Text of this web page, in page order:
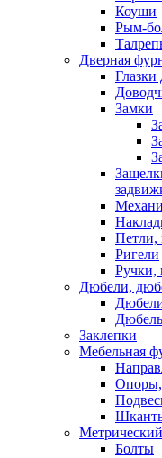
Коуши
Рым-
Дверная
Глазки
Замки
Петли,
Ригели
Ручки,
Дюбели,
Заклепки
Мебельная
Опоры,
Болты